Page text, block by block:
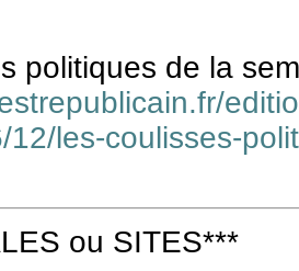
politiques de la
12/les-coulisses-
ou SITES***